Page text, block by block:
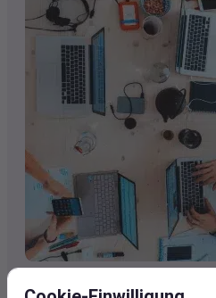
Visual Crossing ist ein